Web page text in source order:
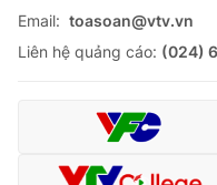
Email: toasoan@vtv.vn
Liên hệ quảng cáo: (024)